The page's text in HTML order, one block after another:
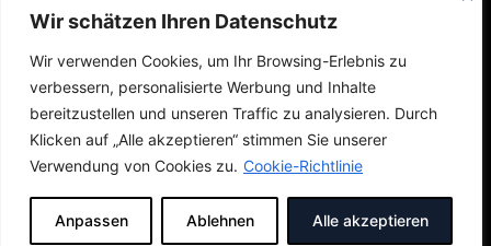
Wir schätzen Ihren Datenschutz
Wir verwenden Cookies, um Ihr Browsing-Erlebnis zu
verbessern, personalisierte Werbung und Inhalte
bereitzustellen und unseren Traffic zu analysieren. Durch
Klicken auf „Alle akzeptieren“ stimmen Sie unserer
Verwendung von Cookies zu. Cookie-Richtlinie
Anpassen Ablehnen Alle akzeptieren
©2026 Kligg Studio.
All Rights Reserved. Dein Digitalpartner für
Sichtbarkeit und Onlinewerbung in der Schweiz.